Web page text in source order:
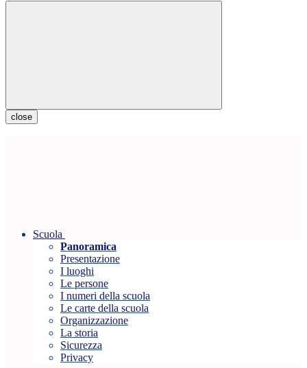
close
Scuola
Panoramica
Presentazione
I luoghi
Le persone
I numeri della scuola
Le carte della scuola
Organizzazione
La storia
Sicurezza
Privacy